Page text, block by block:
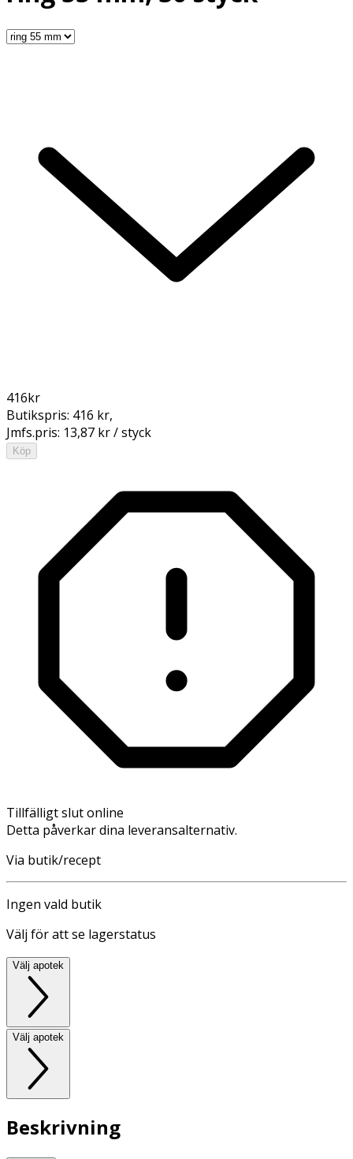
416kr
Butikspris: 416 kr,
Jmfs.pris: 13,87 kr / styck
Köp
Tillfälligt slut online
Detta påverkar dina leveransalternativ.
Via butik/recept
Ingen vald butik
Välj för att se lagerstatus
Välj apotek
Välj apotek
Beskrivning